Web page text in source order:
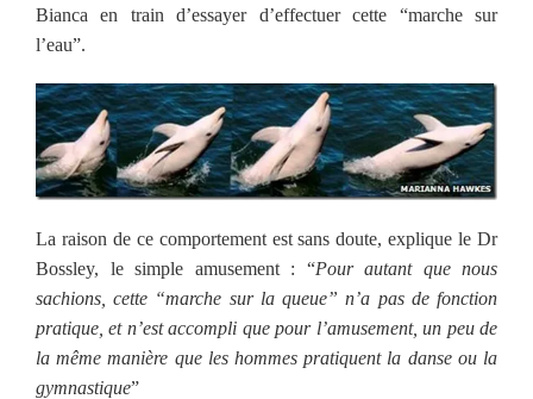
Bianca en train d’essayer d’effectuer cette “marche sur
l’eau”.
La raison de ce comportement est sans doute, explique le Dr
Bossley, le simple amusement : “Pour autant que nous
sachions, cette “marche sur la queue” n’a pas de fonction
pratique, et n’est accompli que pour l’amusement, un peu de
la même manière que les hommes pratiquent la danse ou la
gymnastique”